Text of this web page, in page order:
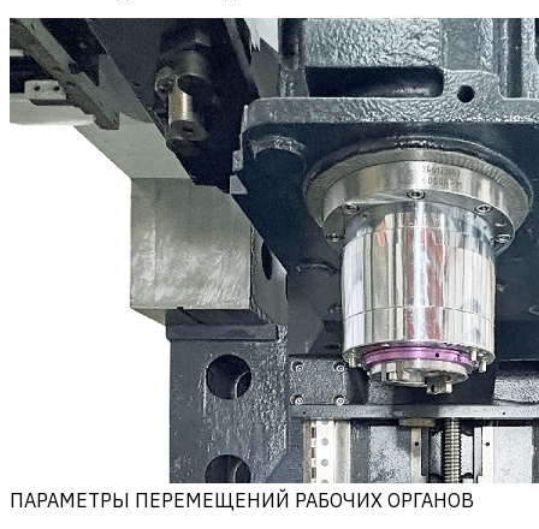
ПАРАМЕТРЫ ПЕРЕМЕЩЕНИЙ РАБОЧИХ ОРГАНОВ